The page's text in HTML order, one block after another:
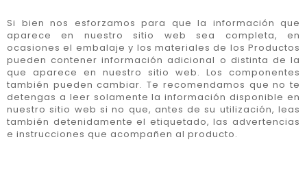
Si bien nos esforzamos para que la información que
aparece en nuestro sitio web sea completa, en
ocasiones el embalaje y los materiales de los Productos
pueden contener información adicional o distinta de la
que aparece en nuestro sitio web. Los componentes
también pueden cambiar. Te recomendamos que no te
detengas a leer solamente la información disponible en
nuestro sitio web si no que, antes de su utilización, leas
también detenidamente el etiquetado, las advertencias
e instrucciones que acompañen al producto.